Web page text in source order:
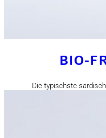
BIO-
Die typischste